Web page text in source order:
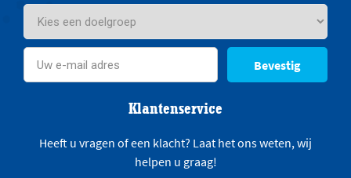
Bevestig
Klantenservice
Heeft u vragen of een klacht? Laat het ons weten, wij
helpen u graag!